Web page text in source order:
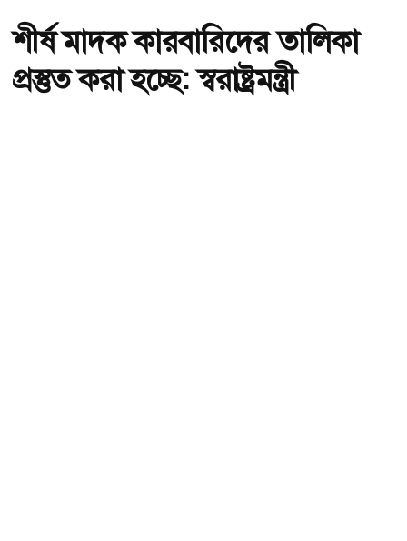
শীর্ষ মাদক কারবারিদের তালিকা
প্রস্তুত করা হচ্ছে: স্বরাষ্ট্রমন্ত্রী